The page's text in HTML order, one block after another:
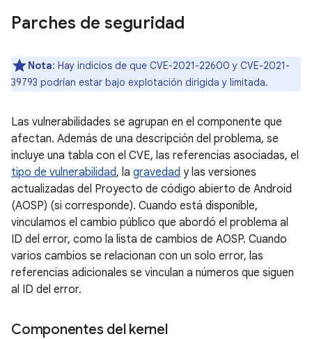
Parches de seguridad
Nota: Hay indicios de que CVE-2021-22600 y CVE-2021-
39793 podrían estar bajo explotación dirigida y limitada.
Las vulnerabilidades se agrupan en el componente que
afectan. Además de una descripción del problema, se
incluye una tabla con el CVE, las referencias asociadas, el
tipo de vulnerabilidad, la gravedad y las versiones
actualizadas del Proyecto de código abierto de Android
(AOSP) (si corresponde). Cuando está disponible,
vinculamos el cambio público que abordó el problema al
ID del error, como la lista de cambios de AOSP. Cuando
varios cambios se relacionan con un solo error, las
referencias adicionales se vinculan a números que siguen
al ID del error.
Componentes del kernel